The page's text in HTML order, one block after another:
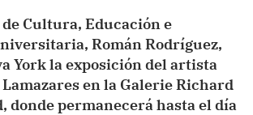
Cultura, Educación e
Román Rodríguez,
York la exposición del artista
en la Galerie Richard
donde permanecerá hasta el día